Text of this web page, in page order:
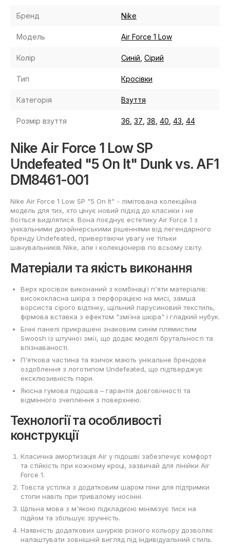
Бренд Nike
Модель Air Force 1 Low
Колір Cиній Сірий
Тип Кросівки
Категорія Взуття
Розмір взуття 36 37 38 40 43 44
Nike Air Force 1 Low SP
Undefeated "5 On It" Dunk vs. AF1
DM8461-001
Nike Air Force 1 Low SP "5 On It" - лімітована колекційна
модель для тих, хто цінує новий підхід до класики і не
боїться виділятися. Вона поєднує естетику Air Force 1 з
унікальними дизайнерськими рішеннями від легендарного
бренду Undefeated, привертаючи увагу не тільки
шанувальників Nike, але і колекціонерів по всьому світу.
Матеріали та якість виконання
Верх кросівок виконаний з комбінації п'яти матеріалів:
висококласна шкіра з перфорацією на мисі, замша
ворсиста сірого відтінку, щільний парусиновий текстиль,
фірмова вставка з ефектом "зміїна шкіра" і гладкий нубук.
Бічні панелі прикрашені знаковим синім плямистим
Swoosh із штучної змії, що додає моделі брутальності та
впізнаваності.
П'яткова частина та язичок мають унікальне брендове
оздоблення з логотипом Undefeated, що підтверджує
ексклюзивність пари.
Якісна гумова підошва – гарантія довговічності та
відмінного зчеплення з поверхнею.
Технології та особливості
конструкції
Класична амортизація Air у підошві забезпечує комфорт
та стійкість при кожному кроці, зазвичай для лінійки Air
Force 1.
Товста устілка з додатковим шаром піни для підтримки
стопи навіть при тривалому носінні.
Щільна мова з м'якою підкладкою мінімізує тиск на
підйом та збільшує зручність.
Наявність додаткових шнурків різного кольору дозволяє
налаштувати зовнішній вигляд під індивідуальний стиль.